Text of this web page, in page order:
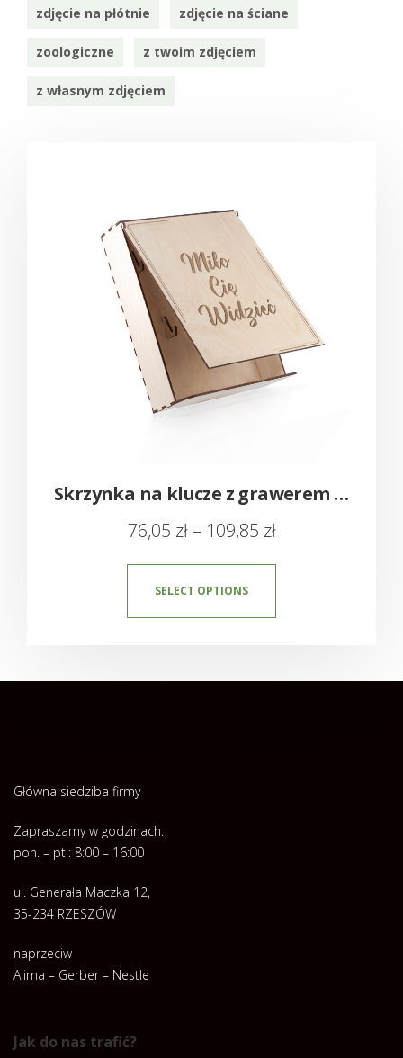
zdjęcie na płótnie zdjęcie na ściane
zoologiczne z twoim zdjęciem
z własnym zdjęciem
Skrzynka na klucze z grawerem – Dowolny napis
76,05 zł– 109,85 zł
SELECT OPTIONS
Główna siedziba firmy
Zapraszamy w godzinach:
pon. – pt.: 8:00 – 16:00
ul. Generała Maczka 12,
35-234 RZESZÓW
naprzeciw
Alima – Gerber – Nestle
Jak do nas trafić?